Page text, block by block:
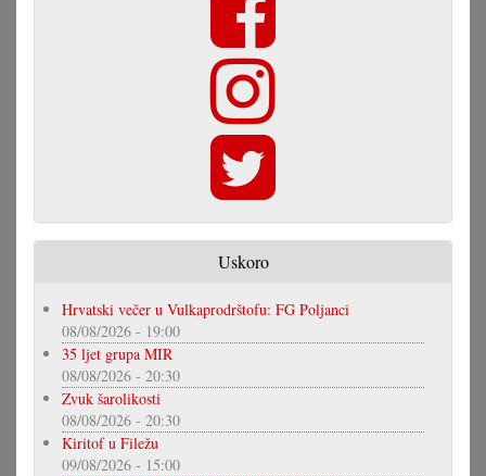
Uskoro
Hrvatski večer u Vulkaprodrštofu: FG Poljanci
08/08/2026 - 19:00
35 ljet grupa MIR
08/08/2026 - 20:30
Zvuk šarolikosti
08/08/2026 - 20:30
Kiritof u Filežu
09/08/2026 - 15:00